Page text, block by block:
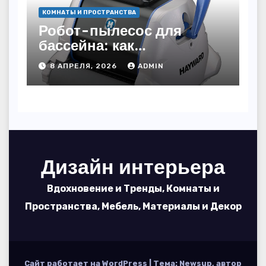
КОМНАТЫ И ПРОСТРАНСТВА
Робот-пылесос для
бассейна: как
пользоваться, чтобы
вода блестела, а
устройство служило 7
8 АПРЕЛЯ, 2026 ADMIN
Дизайн интерьера
Вдохновение и Тренды, Комнаты и
Пространства, Мебель, Материалы и Декор
Сайт работает на WordPress Тема: Newsup, автор